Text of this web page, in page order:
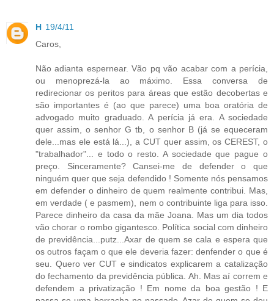
H 19/4/11
Caros,
Não adianta espernear. Vão pq vão acabar com a perícia,
ou menoprezá-la ao máximo. Essa conversa de
redirecionar os peritos para áreas que estão decobertas e
são importantes é (ao que parece) uma boa oratória de
advogado muito graduado. A perícia já era. A sociedade
quer assim, o senhor G tb, o senhor B (já se equeceram
dele...mas ele está lá...), a CUT quer assim, os CEREST, o
"trabalhador"... e todo o resto. A sociedade que pague o
preço. Sinceramente? Cansei-me de defender o que
ninguém quer que seja defendido ! Somente nós pensamos
em defender o dinheiro de quem realmente contribui. Mas,
em verdade ( e pasmem), nem o contribuinte liga para isso.
Parece dinheiro da casa da mãe Joana. Mas um dia todos
vão chorar o rombo gigantesco. Política social com dinheiro
de previdência...putz...Axar de quem se cala e espera que
os outros façam o que ele deveria fazer: denfender o que é
seu. Quero ver CUT e sindicatos explicarem a catalização
do fechamento da previdência pública. Ah. Mas aí correm e
defendem a privatização ! Em nome da boa gestão ! E